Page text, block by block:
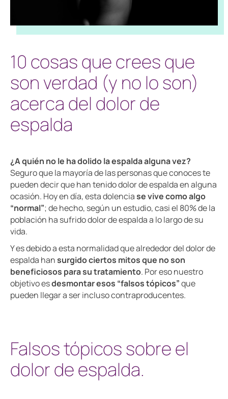
10 cosas que crees que
son verdad (y no lo son)
acerca del dolor de
espalda
¿A quién no le ha dolido la espalda alguna vez?
Seguro que la mayoría de las personas que conoces te
pueden decir que han tenido dolor de espalda en alguna
ocasión. Hoy en día, esta dolenciase vive como algo
“normal”; de hecho, según un estudio, casi el 80% de la
población ha sufrido dolor de espalda a lo largo de su
vida.
Y es debido a esta normalidad que alrededor del dolor de
espalda hansurgido ciertos mitos que no son
beneficiosos para su tratamiento. Por eso nuestro
objetivo esdesmontar esos “falsos tópicos”que
pueden llegar a ser incluso contraproducentes.
Falsos tópicos sobre el
dolor de espalda.